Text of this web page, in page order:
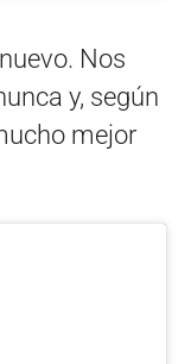
Nos
y, según
mejor